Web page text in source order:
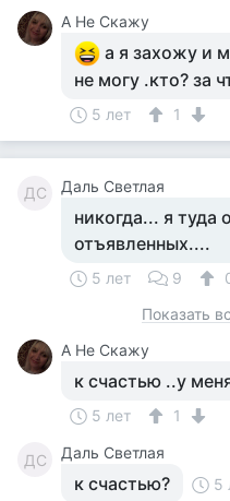
А Не Скажу
а я захожу и
не могу .кто? за
5 лет 1
ДС Даль Светлая
никогда... я туда
отъявленных....
5 лет 9
Показать
А Не Скажу
к счастью ..у
5 лет 1
ДС Даль Светлая
к счастью? 5